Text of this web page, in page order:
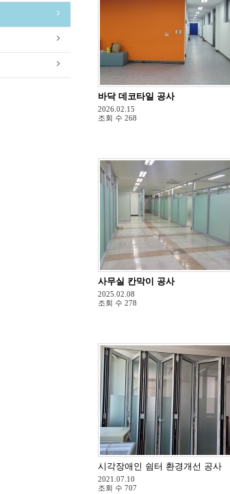
바닥 데코타일 공사
2026.02.15
조회 수 268
사무실 칸막이 공사
2025.02.08
조회 수 278
시각장애인 쉼터 환경개선 공사
2021.07.10
조회 수 707